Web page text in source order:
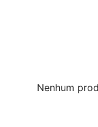
Nenhum